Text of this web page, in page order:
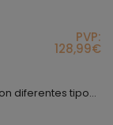
PVP:
128,99€
Bota corta de estilo deportivo, combinada con diferentes tipos de materiales que en su conjunto consiguen que sea un modelo muy atractivo y juvenil a la vez, la combinación entre la piel y el serraje hacen que este modelo sea muy resistente, al mismo tiempo obtenemos mucha flexibilidad y comodidad, la rejilla nos aportará una optima ventilación ya que es un 45% del material que lleva esta bota; los tobillos están protegidos mediante protectores interiores; exteriormente,...